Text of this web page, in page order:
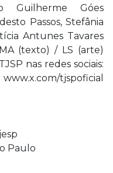
Guilherme Góes
Passos, Stefânia
Antunes Tavares
(texto) / LS (arte)
nas redes sociais:
tjspoficial
Paulo